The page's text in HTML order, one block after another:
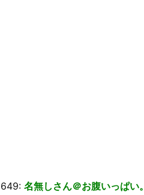
649: 名無しさん＠お腹いっぱい。